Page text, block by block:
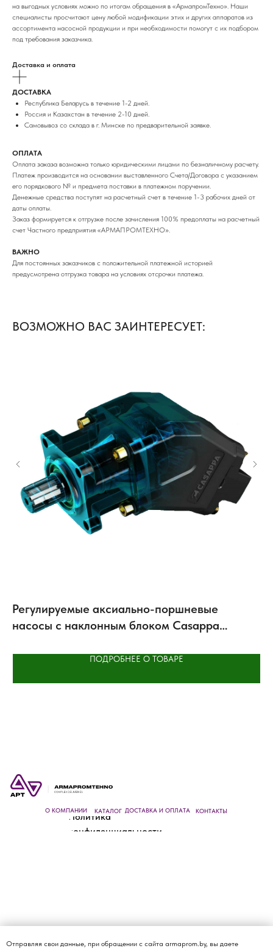
на выгодных условиях можно по итогам обращения в «АрмапромТехно». Наши
специалисты просчитают цену любой модификации этих и других аппаратов из
ассортимента насосной продукции и при необходимости помогут с их подбором
под требования заказчика.
Доставка и оплата
ДОСТАВКА
Республика Беларусь в течение 1-2 дней.
Россия и Казахстан в течение 2-10 дней.
Самовывоз со склада в г. Минске по предварительной заявке.
ОПЛАТА
Оплата заказа возможна только юридическими лицами по безналичному расчету.
Платеж производится на основании выставленного Счета/Договора с указанием
его порядкового № и предмета поставки в платежном поручении.
Денежные средства поступят на расчетный счет в течение 1-3 рабочих дней от
даты оплаты.
Заказ формируется к отгрузке после зачисления 100% предоплаты на расчетный
счет Частного предприятия «АРМАПРОМТЕХНО».
ВАЖНО
Для постоянных заказчиков с положительной платежной историей
предусмотрена отгрузка товара на условиях отсрочки платежа.
ВОЗМОЖНО ВАС ЗАИНТЕРЕСУЕТ:
Регулируемые аксиально-поршневые
насосы с наклонным блоком Casappa
ПОДРОБНЕЕ О ТОВАРЕ
Политика
конфиденциальности
О КОМПАНИИ КАТАЛОГ ДОСТАВКА И ОПЛАТА КОНТАКТЫ
Отправляя свои данные, при обращении с сайта armaprom.by, вы даете